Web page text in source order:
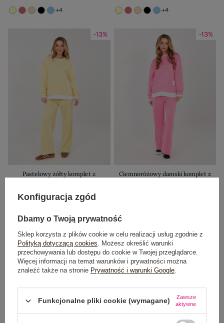
+4 +4
-13%
Pastelowy żółty komplet z
129,99 zł
149,99 zł
-13%
Ciemnoróżowy damski komplet z
+4
-38%
Konfiguracja zgód
Dbamy o Twoją prywatność
Sklep korzysta z plików cookie w celu realizacji usług zgodnie z
Polityką dotyczącą cookies. Możesz określić warunki
przechowywania lub dostępu do cookie w Twojej przeglądarce.
Więcej informacji na temat warunków i prywatności można
znaleźć także na stronie Prywatność i warunki Google.
Funkcjonalne pliki cookie (wymagane)
Zawsze
aktywne